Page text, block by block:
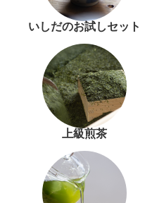
いしだのお試しセット
上級煎茶